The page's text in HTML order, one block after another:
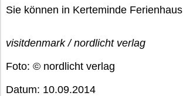
Sie können in Kerteminde Ferienhaus
visitdenmark / nordlicht verlag
Foto: © nordlicht verlag
Datum: 10.09.2014